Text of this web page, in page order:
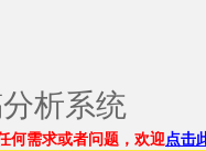
析系统
何需求或者问题，欢迎点击